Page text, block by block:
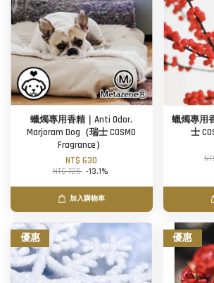
蠟燭專用香精｜Anti Odor.
Marjoram Dog（瑞士 COSMO
Fragrance）
NT$ 630
NT$ 725 -13.1%
加入購物車
蠟燭專用
士
優惠 優惠